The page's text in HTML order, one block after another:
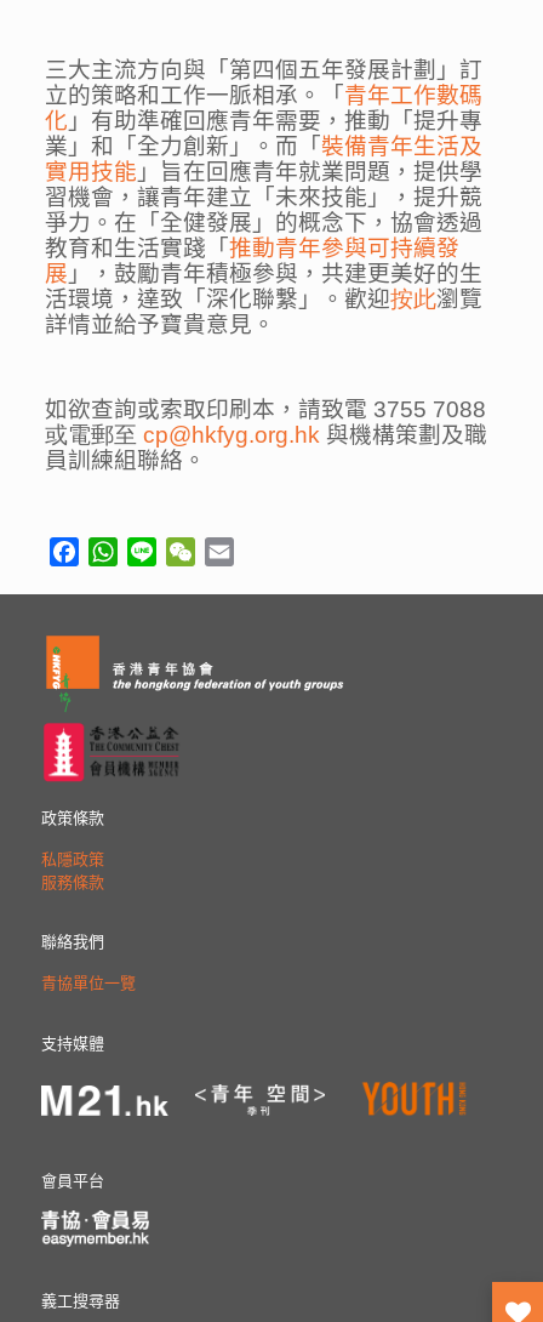
三大主流方向與「第四個五年發展計劃」訂
立的策略和工作一脈相承。「 青年工作數碼
化 」有助準確回應青年需要，推動「提升專
業」和「全力創新」。而「裝備青年生活及
實用技能 」旨在回應青年就業問題，提供學
習機會，讓青年建立「未來技能」，提升競
爭力。在「全健發展」的概念下，協會透過
教育和生活實踐「推動青年參與可持續發
展 」，鼓勵青年積極參與，共建更美好的生
活環境，達致「深化聯繫」。歡迎按此瀏覽
詳情並給予寶貴意見。
如欲查詢或索取印刷本，請致電 3755 7088
或電郵至cp@hkfyg.org.hk 與機構策劃及職
員訓練組聯絡。
FacebookWhatsApp
Line WeChat
政策條款
私隱政策
服務條款
聯絡我們
青協單位一覽
支持媒體
會員平台
義工搜尋器